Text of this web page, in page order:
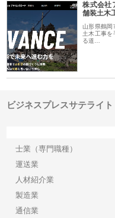
株式会社
舗装土木
山形県鶴岡
土木工事を
る道…
ビジネスプレスサテライト
士業（専門職種）
運送業
人材紹介業
製造業
通信業